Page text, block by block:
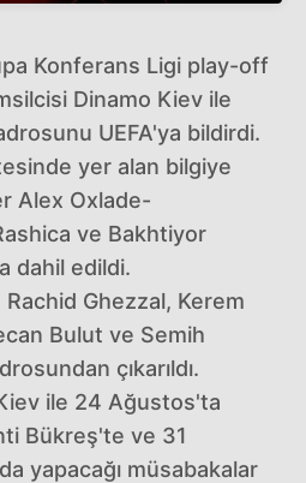
Konferans Ligi play-off
Dinamo Kiev ile
UEFA'ya bildirdi.
yer alan bilgiye
Alex Oxlade-
ve Bakhtiyor
dahil edildi.
Ghezzal, Kerem
Bulut ve Semih
çıkarıldı.
ile 24 Ağustos'ta
Bükreş'te ve 31
yapacağı müsabakalar